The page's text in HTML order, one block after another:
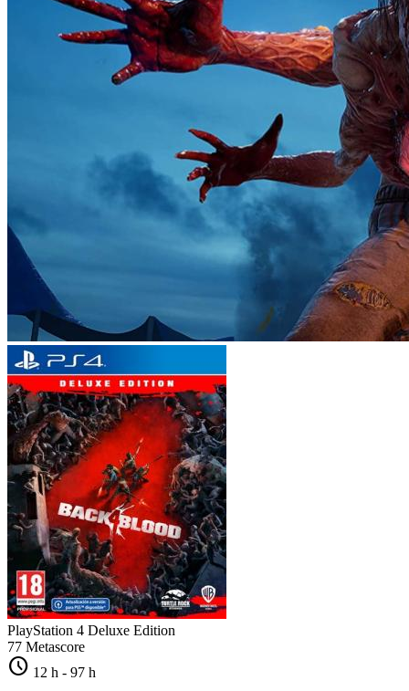
PlayStation 4 Deluxe Edition
77 Metascore
schedule 12 h - 97 h